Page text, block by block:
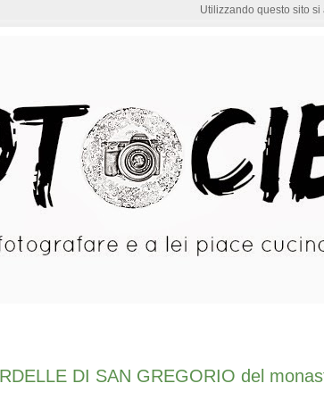
DI SAN GREGORIO del
Utilizzando questo sito